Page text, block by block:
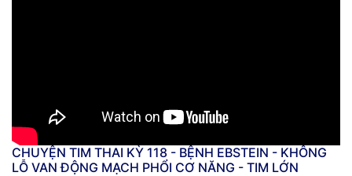
CHUYỆN TIM THAI KỲ 118 - BỆNH EBSTEIN - KHÔNG
LỖ VAN ĐỘNG MẠCH PHỔI CƠ NĂNG - TIM LỚN